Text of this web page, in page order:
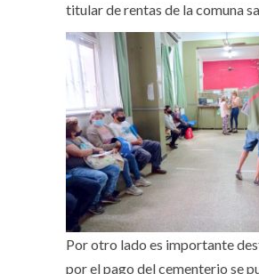
titular de rentas de la comuna
Por otro lado es importante
por el pago del cementerio se